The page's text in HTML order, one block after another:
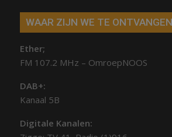
WAAR ZIJN WE TE
Ether;
FM 107.2 MHz – OmroepNOOS
DAB+:
Kanaal 5B
Digitale Kanalen: